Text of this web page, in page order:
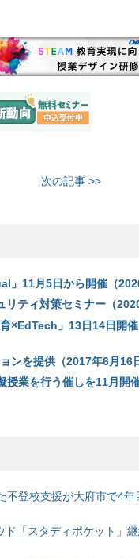
次の記事 >>
11月5日から開催（
ティ対策セミナー（
×EdTech」13日14日開
ンを提供（2017年6月16
授業を行う催しを11月開
不登校支援が大府市で4年
「スタディポケット」